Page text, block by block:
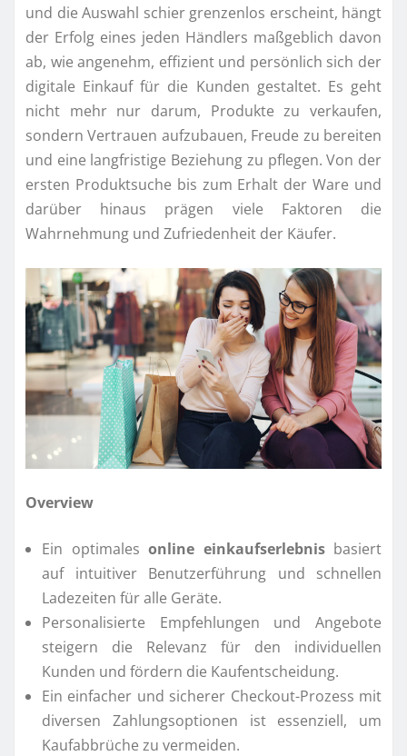
und die Auswahl schier grenzenlos erscheint, hängt
der Erfolg eines jeden Händlers maßgeblich davon
ab, wie angenehm, effizient und persönlich sich der
digitale Einkauf für die Kunden gestaltet. Es geht
nicht mehr nur darum, Produkte zu verkaufen,
sondern Vertrauen aufzubauen, Freude zu bereiten
und eine langfristige Beziehung zu pflegen. Von der
ersten Produktsuche bis zum Erhalt der Ware und
darüber hinaus prägen viele Faktoren die
Wahrnehmung und Zufriedenheit der Käufer.
Overview
Ein optimales online einkaufserlebnisbasiert
auf intuitiver Benutzerführung und schnellen
Ladezeiten für alle Geräte.
Personalisierte Empfehlungen und Angebote
steigern die Relevanz für den individuellen
Kunden und fördern die Kaufentscheidung.
Ein einfacher und sicherer Checkout-Prozess mit
diversen Zahlungsoptionen ist essenziell, um
Kaufabbrüche zu vermeiden.